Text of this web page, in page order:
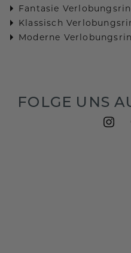
Fantasie
Klassisch
Moderne
FOLGE UNS